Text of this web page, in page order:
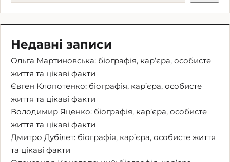
Недавні записи
Ольга Мартиновська: біографія, кар’єра, особисте
життя та цікаві факти
Євген Клопотенко: біографія, кар’єра, особисте
життя та цікаві факти
Володимир Яценко: біографія, кар’єра, особисте
життя та цікаві факти
Дмитро Дубілет: біографія, кар’єра, особисте життя
та цікаві факти